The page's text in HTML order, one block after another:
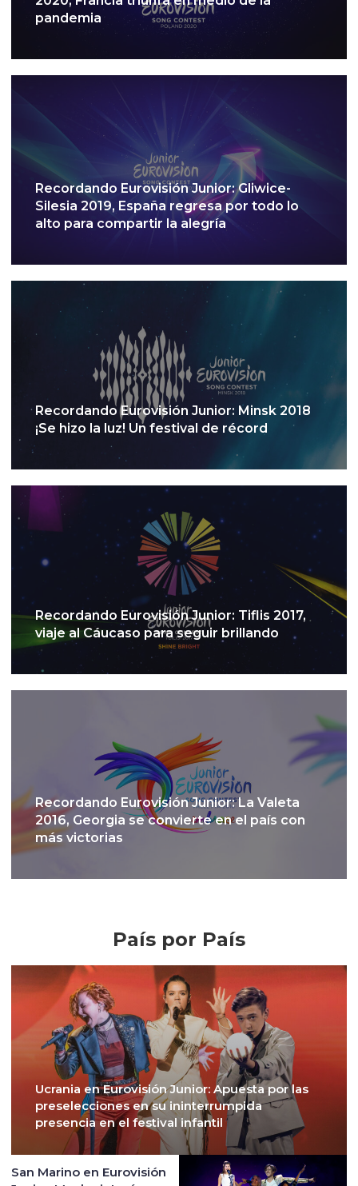
pandemia
Recordando Eurovisión Junior: Gliwice-
Silesia 2019, España regresa por todo lo
alto para compartir la alegría
Recordando Eurovisión Junior: Minsk 2018
¡Se hizo la luz! Un festival de récord
Recordando Eurovisión Junior: Tiflis 2017,
viaje al Cáucaso para seguir brillando
Recordando Eurovisión Junior: La Valeta
2016, Georgia se convierte en el país con
más victorias
País por País
Ucrania en Eurovisión Junior: Apuesta por las
preselecciones en su ininterrumpida
presencia en el festival infantil
San Marino en Eurovisión